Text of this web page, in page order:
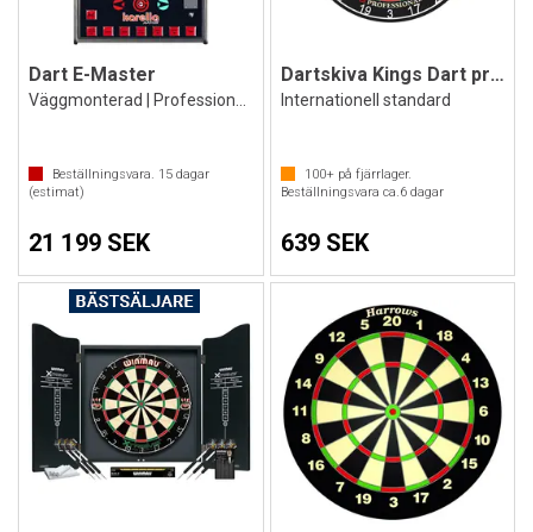
Dart E-Master
Beställningsvara. 15 dagar
(estimat)
21 199 SEK
Dartskiva Kings Dart professionell HD
Internationell standard
100+på fjärrlager.
Beställningsvara ca.6dagar
639 SEK